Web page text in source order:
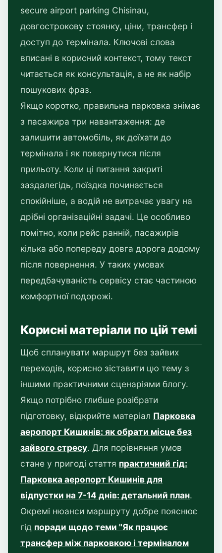
secure airport parking Chisinau,
довгострокову стоянку, ціни, трансфер і
доступ до термінала. Ключові слова
вписані в корисний контекст, тому текст
читається як консультація, а не як набір
пошукових фраз.
Якщо коротко, правильна парковка знімає
з пасажира три навантаження: де
залишити автомобіль, як доїхати до
термінала і як повернутися після
прильоту. Коли ці питання закриті
заздалегідь, поїздка починається
спокійніше, а водій не витрачає увагу на
дрібні організаційні задачі. Це особливо
помітно, коли рейс ранній, пасажирів
кілька або попереду довга дорога додому
після повернення. У таких умовах
передбачуваність сервісу стає частиною
комфортної подорожі.
Корисні матеріали по цій темі
Щоб спланувати маршрут без зайвих
переходів, корисно зіставити цю тему з
іншими практичними сценаріями блогу.
Якщо потрібно глибше розібрати
підготовку, відкрийте матеріал Парковка
аеропорт Кишинів: як обрати місце без
зайвого стресу. Для порівняння умов
стане у пригоді стаття практичний гід:
Парковка аеропорт Кишинів для
відпустки на 7-14 днів: детальний план.
Окремі нюанси маршруту добре пояснює
гід поради щодо теми "Як працює
трансфер між парковкою і терміналом